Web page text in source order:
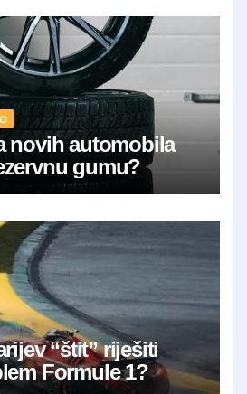
novih automobila
gumu?
“štit” riješiti
Formule 1?